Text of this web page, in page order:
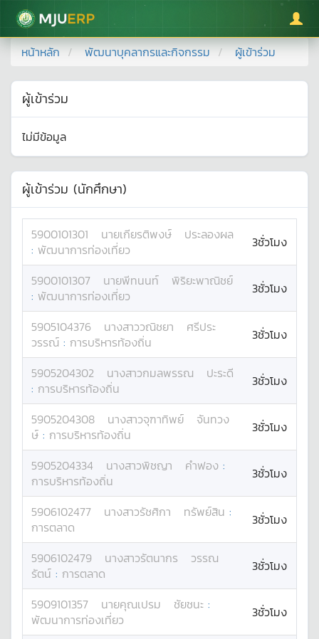
มหาวิทยาลัยแม่โจ้
หน้าหลัก พัฒนาบุคลากรและกิจกรรม ผู้เข้าร่วม
ผู้เข้าร่วม
ไม่มีข้อมูล
ผู้เข้าร่วม (นักศึกษา)
5900101301 นายเกียรติพงษ์
ประลองผล
: พัฒนาการท่องเที่ยว 3ชั่วโมง
5900101307 นายพีทนนท์
พิริยะพาณิชย์
: พัฒนาการท่องเที่ยว 3ชั่วโมง
5905104376 นางสาววณิชยา
ศรีประ
วรรณ์ : การบริหารท้องถิ่น 3ชั่วโมง
5905204302 นางสาวกมลพรรณ
ปะระดี
: การบริหารท้องถิ่น 3ชั่วโมง
5905204308 นางสาวจุฑาทิพย์
จันทวง
ษ์ : การบริหารท้องถิ่น 3ชั่วโมง
5905204334 นางสาวพิชญา คำฟอง :
การบริหารท้องถิ่น
3ชั่วโมง
5906102477 นางสาวรัชศิกา ทรัพย์สิน :
การตลาด
3ชั่วโมง
5906102479 นางสาวรัตนากร
วรรณ
รัตน์ : การตลาด 3ชั่วโมง
5909101357 นายคุณเปรม ชัยชนะ :
พัฒนาการท่องเที่ยว
3ชั่วโมง